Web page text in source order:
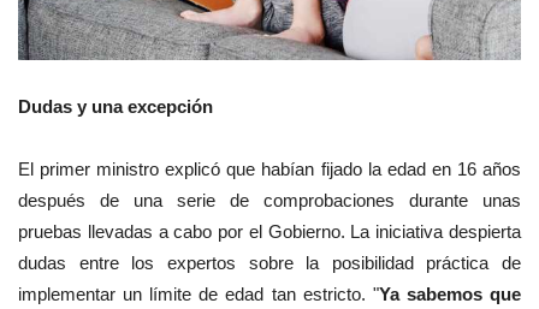
Dudas y una excepción
El primer ministro explicó que habían fijado la edad en 16 años
después de una serie de comprobaciones durante unas
pruebas llevadas a cabo por el Gobierno. La iniciativa despierta
dudas entre los expertos sobre la posibilidad práctica de
implementar un límite de edad tan estricto. "Ya sabemos que